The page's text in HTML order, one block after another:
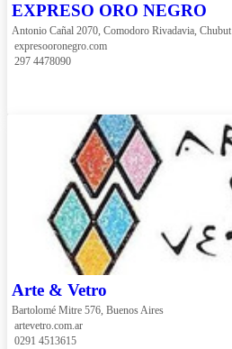
EXPRESO ORO NEGRO
Antonio Cañal 2070, Comodoro Rivadavia, Chubut
expresooronegro.com
297 4478090
Arte & Vetro
Bartolomé Mitre 576, Buenos Aires
artevetro.com.ar
0291 4513615